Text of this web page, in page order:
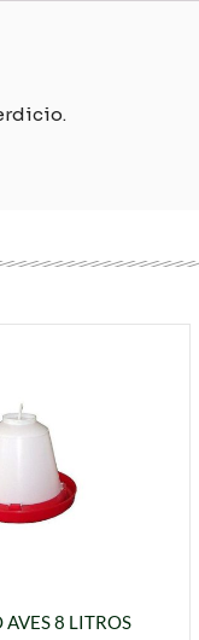
AVES 8 LITROS